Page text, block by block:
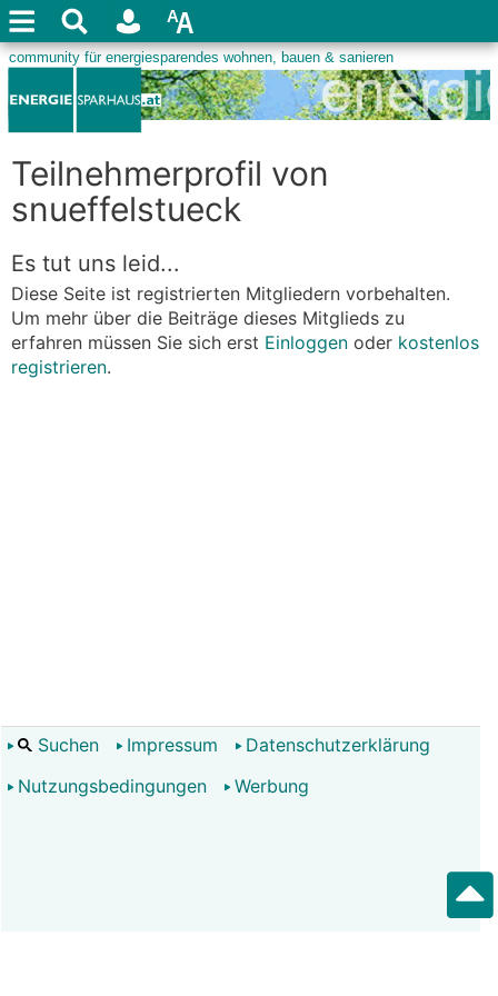
Teilnehmerprofil von
snueffelstueck
Es tut uns leid...
Diese Seite ist registrierten Mitgliedern vorbehalten.
Um mehr über die Beiträge dieses Mitglieds zu
erfahren müssen Sie sich erst Einloggen oder kostenlos
registrieren.
Suchen Impressum
Datenschutzerklärung
Nutzungsbedingungen
Werbung